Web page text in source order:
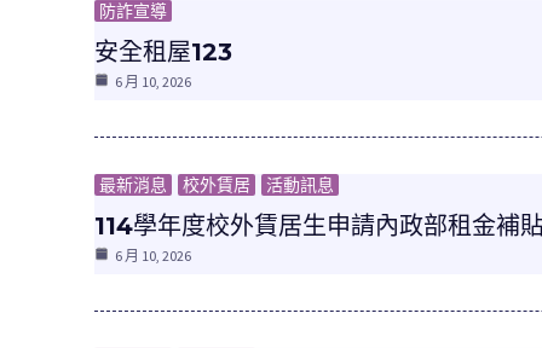
防詐宣導
安全租屋123
6 月 10, 2026
最新消息 校外賃居 活動訊息
114學年度校外賃居生申請內政部租金補
6 月 10, 2026